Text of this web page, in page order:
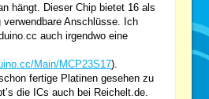
hängt. Dieser Chip bietet 16 als
verwendbare Anschlüsse. Ich
auch irgendwo eine
Main/MCP23S17).
fertige Platinen gesehen zu
die ICs auch bei Reichelt.de.